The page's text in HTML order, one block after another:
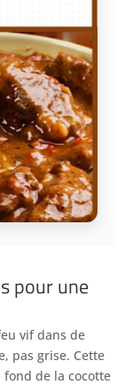
pour une
vif dans de
pas grise. Cette
de la cocotte